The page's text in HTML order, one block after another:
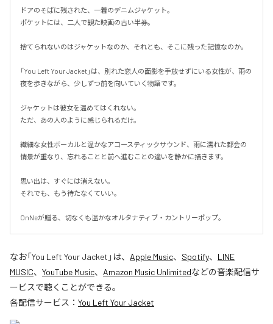
ドアのそばに残された、一着のデニムジャケット。
ポケットには、二人で観た映画の古い半券。
捨てられないのはジャケットなのか、それとも、そこに残った記憶なのか。
「You Left Your Jacket」は、別れた恋人の面影を手放せずにいる女性が、雨の
夜を歩きながら、少しずつ前を向いていく物語です。
ジャケットは彼女を温めてはくれない。
ただ、あの人のように感じられるだけ。
繊細な女性ボーカルと温かなアコースティックサウンド、雨に濡れた都会の
情景が重なり、忘れることと前へ進むことの違いを静かに描きます。
思い出は、すぐには消えない。
それでも、もう待たなくていい。
OnNeが贈る、切なくも温かなオルタナティブ・カントリーポップ。
なお「You Left Your Jacket 」は、 Apple Music、 Spotify、 LINE
MUSIC、 YouTube Music、 Amazon Music Unlimitedなどの音楽配信サ
ービスで聴くことができる。
各配信サービス： You Left Your Jacket